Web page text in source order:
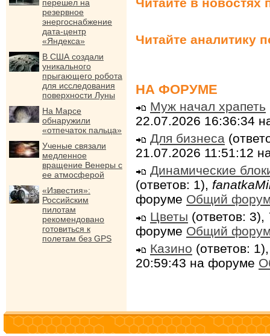
перешел на
резервное
энергоснабжение
дата-центр
«Яндекса»
В США создали
уникального
прыгающего робота
для исследования
поверхности Луны
На Марсе
обнаружили
«отпечаток пальца»
Ученые связали
медленное
вращение Венеры с
ее атмосферой
«Известия»:
Российским
пилотам
рекомендовано
готовиться к
полетам без GPS
Читайте аналитику
НА ФОРУМЕ
Муж начал храпеть
22.07.2026 16:36:34
Для бизнеса
21.07.2026 11:51:12
Динамические
(ответов: 1),
форуме Общий
Цветы (ответов: 3),
форуме Общий
Казино (ответов:
20:59:43 на форуме